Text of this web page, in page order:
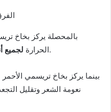
بالمحصلة يركز بخاخ
الحرارة لجميع مع توفير ترطيب ونعومة.
بينما يركز بخاخ تريسمي
نعومة الشعر وتقليل